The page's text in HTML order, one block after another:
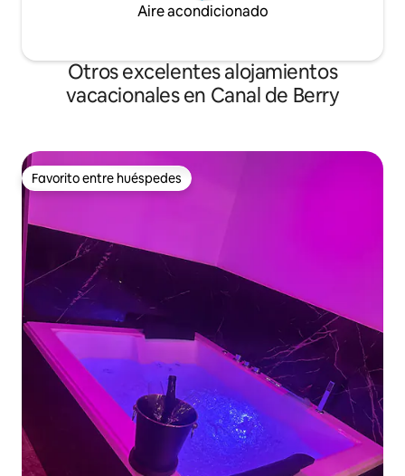
Aire acondicionado
Otros excelentes alojamientos
vacacionales en Canal de Berry
Favorito entre huéspedes
Favorito entre huéspedes